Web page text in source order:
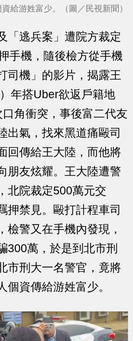
給游姓富少。（圖／民視新聞）
「逃兵案」遭院方裁定
手機，隨後檢方從手機
司機」的影片，揭露王
年搭Uber欲返戶籍地
角衝突，事後富二代友
出氣，找來黑道痛毆司
回傳給王大陸，而他將
朋友炫耀。王大陸遭警
北院裁定500萬元交
押禁見。毆打計程車司
檢警又在手機內發現，
300萬，於是到北市刑
市刑大一名警官，竟將
個資傳給游姓富少。